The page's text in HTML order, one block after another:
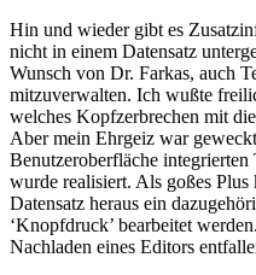
Hin und wieder gibt es
nicht in einem Datensatz
Wunsch von Dr. Farkas, auch
mitzuverwalten. Ich wußte
welches Kopfzerbrechen mit
Aber mein Ehrgeiz war
Benutzeroberfläche
wurde realisiert. Als goßes Plus
Datensatz heraus ein
‘Knopfdruck’ bearbeitet
Nachladen eines Editors